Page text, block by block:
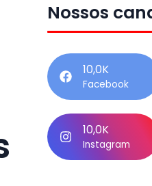
Nossos
10,0K
Facebook
10,0K
Instagram